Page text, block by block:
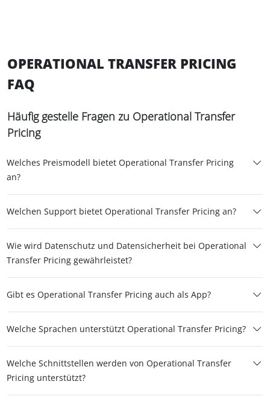
OPERATIONAL TRANSFER PRICING
FAQ
Häufig gestelle Fragen zu Operational Transfer
Pricing
Welches Preismodell bietet Operational Transfer Pricing
an?
Welchen Support bietet Operational Transfer Pricing an?
Wie wird Datenschutz und Datensicherheit bei Operational
Transfer Pricing gewährleistet?
Gibt es Operational Transfer Pricing auch als App?
Welche Sprachen unterstützt Operational Transfer Pricing?
Welche Schnittstellen werden von Operational Transfer
Pricing unterstützt?